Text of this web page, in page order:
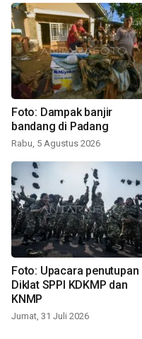
Foto: Dampak banjir
bandang di Padang
Rabu, 5 Agustus 2026
Foto: Upacara penutupan
Diklat SPPI KDKMP dan
KNMP
Jumat, 31 Juli 2026